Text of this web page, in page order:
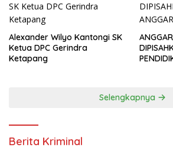
Alexander Wilyo Kantongi SK
Ketua DPC Gerindra
Ketapang
Selengkapnya
Berita Kriminal